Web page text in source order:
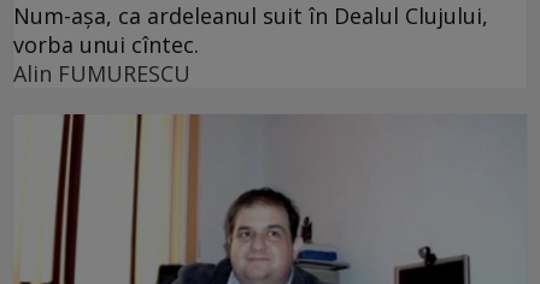
Num-așa, ca ardeleanul suit în Dealul Clujului,
vorba unui cîntec.
Alin FUMURESCU